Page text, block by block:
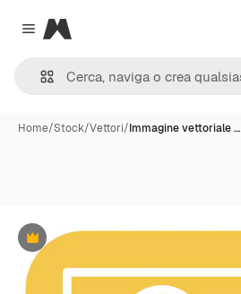
Close menu
Magnific
Home/Stock/Vettori/Immagine vettoriale …
Premium